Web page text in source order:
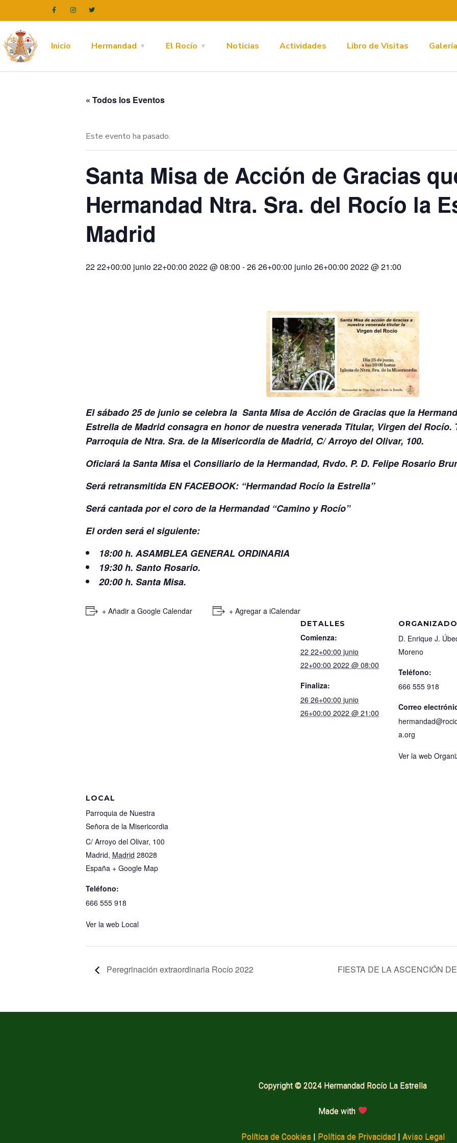
Inicio Hermandad El Rocío Noticias Actividades Libro de Visitas Galería
« Todos los Eventos
Este evento ha pasado.
Santa Misa de Acción de Gracias
Hermandad Ntra. Sra. del Rocío la
Madrid
22 22+00:00 junio 22+00:00 2022 @ 08:00 -26 26+00:00 junio 26+00:00 2022 @ 21:00
El sábado 25 de junio se celebra la Santa Misa de Acción de Gracias que la
Estrella de Madrid consagra en honor de nuestra venerada Titular, Virgen del Rocío.
Parroquia de Ntra. Sra. de la Misericordia de Madrid, C/ Arroyo del Olivar, 100.
Oficiará la Santa Misael Consiliario de la Hermandad, Rvdo. P. D. Felipe Rosario
Será retransmitida EN FACEBOOK: “Hermandad Rocío la Estrella”
Será cantada por el coro de la Hermandad “Camino y Rocío”
El orden será el siguiente:
18:00 h. ASAMBLEA GENERAL ORDINARIA
19:30 h. Santo Rosario.
20:00 h. Santa Misa.
+ Añadir a Google Calendar + Agregar a iCalendar
DETALLES
Comienza:
22 22+00:00 junio
22+00:00 2022 @ 08:00
Finaliza:
26 26+00:00 junio
26+00:00 2022 @ 21:00
D. Enrique J.
Moreno
Teléfono:
666 555 918
Correo
a.org
Ver la web
LOCAL
Parroquia de Nuestra
Señora de la Misericordia
C/ Arroyo del Olivar, 100
Madrid, Madrid 28028
España + Google Map
Teléfono:
666 555 918
Ver la web Local
Peregrinación extraordinaria Rocío 2022 FIESTA DE LA ASCENCIÓN
Copyright © 2024 Hermandad Rocío La Estrella
Made with
Política de Cookies | Política de Privacidad| Aviso Legal